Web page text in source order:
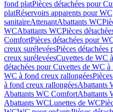
fond platPièces détachées pour
platRéservoirs apparents pour
sanitaireAttenantAbattants WC
WCAbattants WCPièces
ComfortPièces détachées pour
creux surélevéesPièces
creux surélevéesCuvettes de WC
détachées pour Cuvettes de WC
WC à fond creux rallongées
à fond creux rallongéesAbattants
Abattants WC ComfortAbattants
Abattants WCLunettes de WC